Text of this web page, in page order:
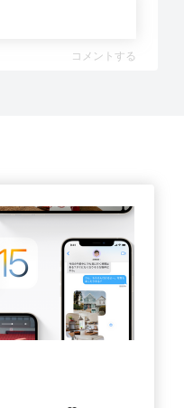
コメントする